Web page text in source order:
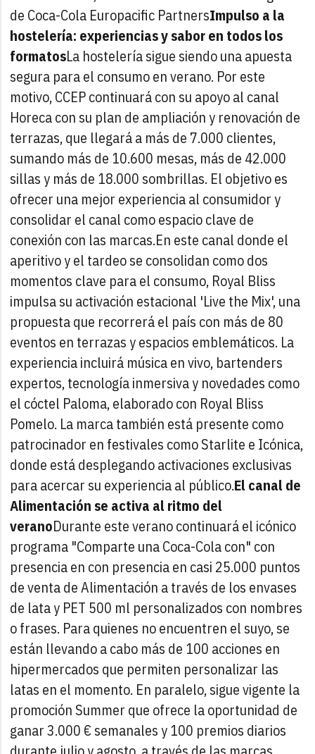
de Coca-Cola Europacific PartnersImpulso a la
hostelería: experiencias y sabor en todos los
formatosLa hostelería sigue siendo una apuesta
segura para el consumo en verano. Por este
motivo, CCEP continuará con su apoyo al canal
Horeca con su plan de ampliación y renovación de
terrazas, que llegará a más de 7.000 clientes,
sumando más de 10.600 mesas, más de 42.000
sillas y más de 18.000 sombrillas. El objetivo es
ofrecer una mejor experiencia al consumidor y
consolidar el canal como espacio clave de
conexión con las marcas.En este canal donde el
aperitivo y el tardeo se consolidan como dos
momentos clave para el consumo, Royal Bliss
impulsa su activación estacional 'Live the Mix', una
propuesta que recorrerá el país con más de 80
eventos en terrazas y espacios emblemáticos. La
experiencia incluirá música en vivo, bartenders
expertos, tecnología inmersiva y novedades como
el cóctel Paloma, elaborado con Royal Bliss
Pomelo. La marca también está presente como
patrocinador en festivales como Starlite e Icónica,
donde está desplegando activaciones exclusivas
para acercar su experiencia al público.El canal de
Alimentación se activa al ritmo del
veranoDurante este verano continuará el icónico
programa "Comparte una Coca-Cola con" con
presencia en con presencia en casi 25.000 puntos
de venta de Alimentación a través de los envases
de lata y PET 500 ml personalizados con nombres
o frases. Para quienes no encuentren el suyo, se
están llevando a cabo más de 100 acciones en
hipermercados que permiten personalizar las
latas en el momento. En paralelo, sigue vigente la
promoción Summer que ofrece la oportunidad de
ganar 3.000 € semanales y 100 premios diarios